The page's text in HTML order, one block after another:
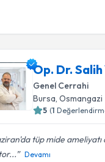
Op. Dr. Salih
Genel Cerrahi
Bursa ,Osmangazi
5 (1
tüp mide
Devamı